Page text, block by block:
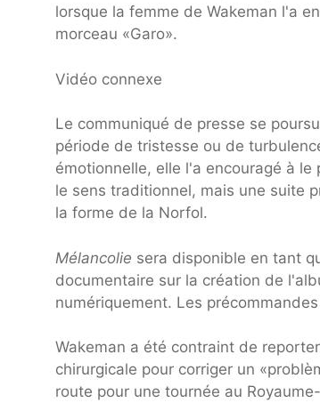
lorsque la femme de Wakeman l'a
morceau «Garo».
Vidéo connexe
Le communiqué de presse se
période de tristesse ou de
émotionnelle, elle l'a encouragé à
le sens traditionnel, mais une suite
la forme de la Norfol.
Mélancolie sera disponible en tant
documentaire sur la création de
numériquement. Les
Wakeman a été contraint de
chirurgicale pour corriger un
route pour une tournée au